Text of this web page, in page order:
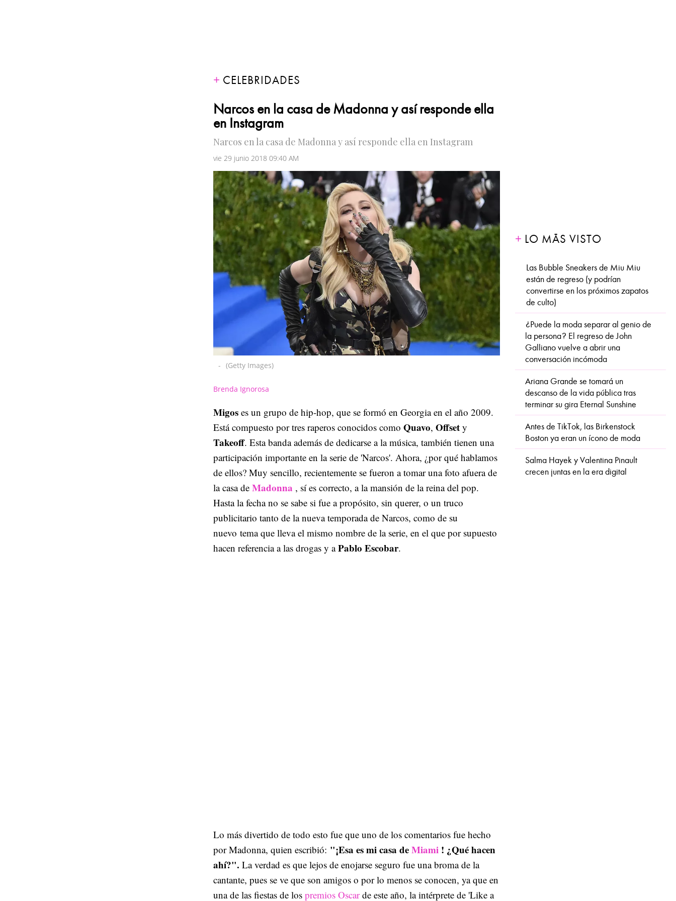
CELEBRIDADES
Narcos en la casa de Madonna y así responde ella
en Instagram
Narcos en la casa de Madonna y así responde ella en Instagram
vie 29 junio 2018 09:40 AM
- (Getty Images)
Brenda Ignorosa
Migos es un grupo de hip-hop, que se formó en Georgia en el año 2009.
Está compuesto por tres raperos conocidos como Quavo, Offset y
Takeoff. Esta banda además de dedicarse a la música, también tienen una
participación importante en la serie de 'Narcos'. Ahora, ¿por qué hablamos
de ellos? Muy sencillo, recientemente se fueron a tomar una foto afuera de
la casa de Madonna , sí es correcto, a la mansión de la reina del pop.
Hasta la fecha no se sabe si fue a propósito, sin querer, o un truco
publicitario tanto de la nueva temporada de Narcos, como de su
nuevo tema que lleva el mismo nombre de la serie, en el que por supuesto
hacen referencia a las drogas y aPablo Escobar.
Lo más divertido de todo esto fue que uno de los comentarios fue hecho
por Madonna, quien escribió: "¡Esa es mi casa deMiami ! ¿Qué hacen
ahí?". La verdad es que lejos de enojarse seguro fue una broma de la
cantante, pues se ve que son amigos o por lo menos se conocen, ya que en
una de las fiestas de los premios Oscar de este año, la intérprete de 'Like a
LO MÁS VISTO
Las Bubble Sneakers de Miu Miu
están de regreso (y podrían
convertirse en los próximos zapatos
de culto)
¿Puede la moda separar al genio de
la persona? El regreso de John
Galliano vuelve a abrir una
conversación incómoda
Ariana Grande se tomará un
descanso de la vida pública tras
terminar su gira Eternal Sunshine
Antes de TikTok, las Birkenstock
Boston ya eran un ícono de moda
Salma Hayek y Valentina Pinault
crecen juntas en la era digital